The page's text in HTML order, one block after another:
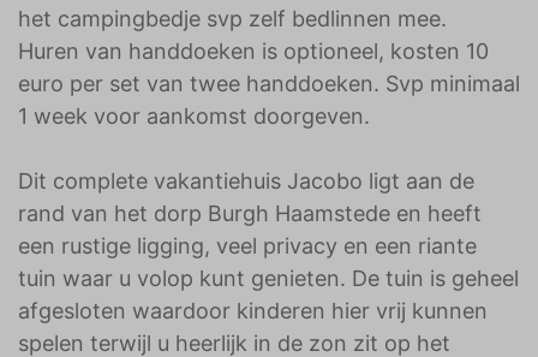
het campingbedje svp zelf bedlinnen mee.
Huren van handdoeken is optioneel, kosten 10
euro per set van twee handdoeken. Svp minimaal
1 week voor aankomst doorgeven.
Dit complete vakantiehuis Jacobo ligt aan de
rand van het dorp Burgh Haamstede en heeft
een rustige ligging, veel privacy en een riante
tuin waar u volop kunt genieten. De tuin is geheel
afgesloten waardoor kinderen hier vrij kunnen
spelen terwijl u heerlijk in de zon zit op het